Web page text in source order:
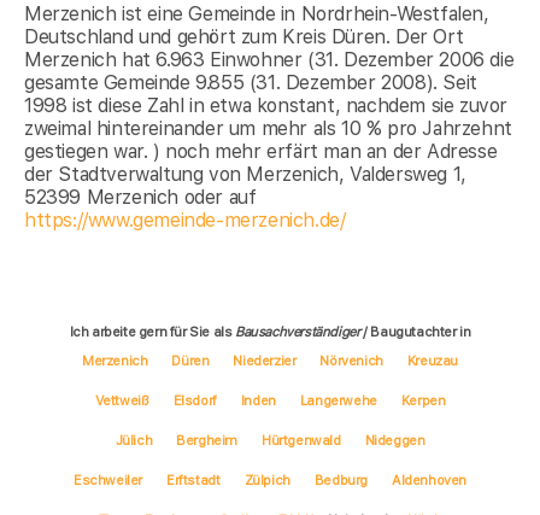
Merzenich ist eine Gemeinde in Nordrhein-Westfalen,
Deutschland und gehört zum Kreis Düren. Der Ort
Merzenich hat 6.963 Einwohner (31. Dezember 2006 die
gesamte Gemeinde 9.855 (31. Dezember 2008). Seit
1998 ist diese Zahl in etwa konstant, nachdem sie zuvor
zweimal hintereinander um mehr als 10 % pro Jahrzehnt
gestiegen war. ) noch mehr erfärt man an der Adresse
der Stadtverwaltung von Merzenich, Valdersweg 1,
52399 Merzenich oder auf
https://www.gemeinde-merzenich.de/
Ich arbeite gern für Sie als Bausachverständiger/ Baugutachter in
Merzenich
Düren Niederzier Nörvenich Kreuzau
Vettweiß Elsdorf Inden Langerwehe Kerpen
Jülich Bergheim Hürtgenwald Nideggen
Eschweiler Erftstadt Zülpich Bedburg Aldenhoven